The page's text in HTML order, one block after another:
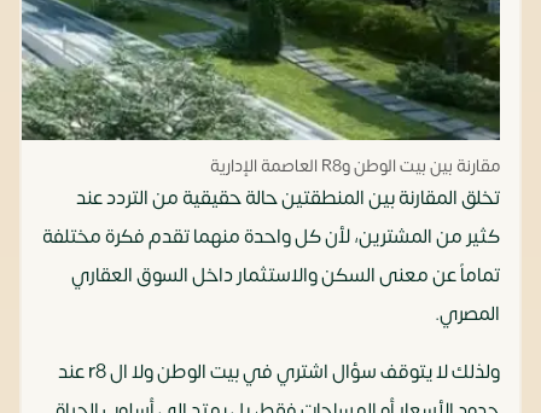
مقارنة بين بيت الوطن وR8 العاصمة الإدارية
تخلق المقارنة بين المنطقتين حالة حقيقية من التردد عند
كثير من المشترين، لأن كل واحدة منهما تقدم فكرة مختلفة
تماماً عن معنى السكن والاستثمار داخل السوق العقاري
المصري.
ولذلك لا يتوقف سؤال اشتري في بيت الوطن ولا ال r8 عند